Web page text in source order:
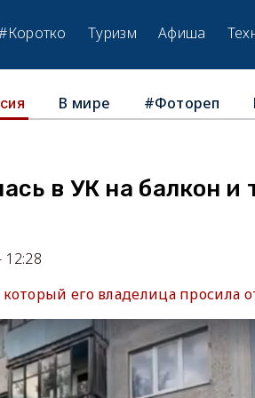
Туризм Афиша
В мире #Фотореп
в УК на балкон и
12:28
его владелица просила